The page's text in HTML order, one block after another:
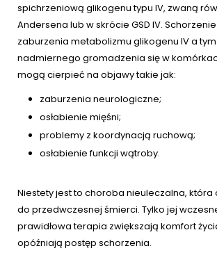
spichrzeniową glikogenu typu IV, zwaną
Andersena lub w skrócie GSD IV.
zaburzenia metabolizmu glikogenu IV a
nadmiernego gromadzenia się w
mogą cierpieć na objawy takie jak:
zaburzenia neurologiczne;
osłabienie mięśni;
problemy z koordynacją ruchową;
osłabienie funkcji wątroby.
Niestety jest to choroba nieuleczalna, która
do przedwczesnej śmierci. Tylko jej
prawidłowa terapia zwiększają komfort
opóźniają postęp schorzenia.